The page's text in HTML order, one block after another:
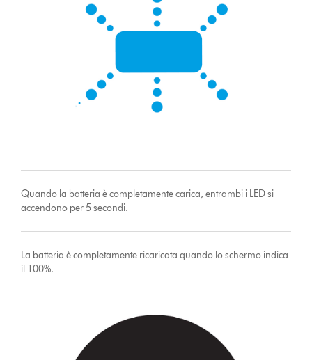
Quando la batteria è completamente carica, entrambi i LED si
accendono per 5 secondi.
La batteria è completamente ricaricata quando lo schermo indica
il 100%.